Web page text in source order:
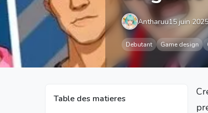
Antharuu15 juin 2025
Debutant Game design
Table des matieres